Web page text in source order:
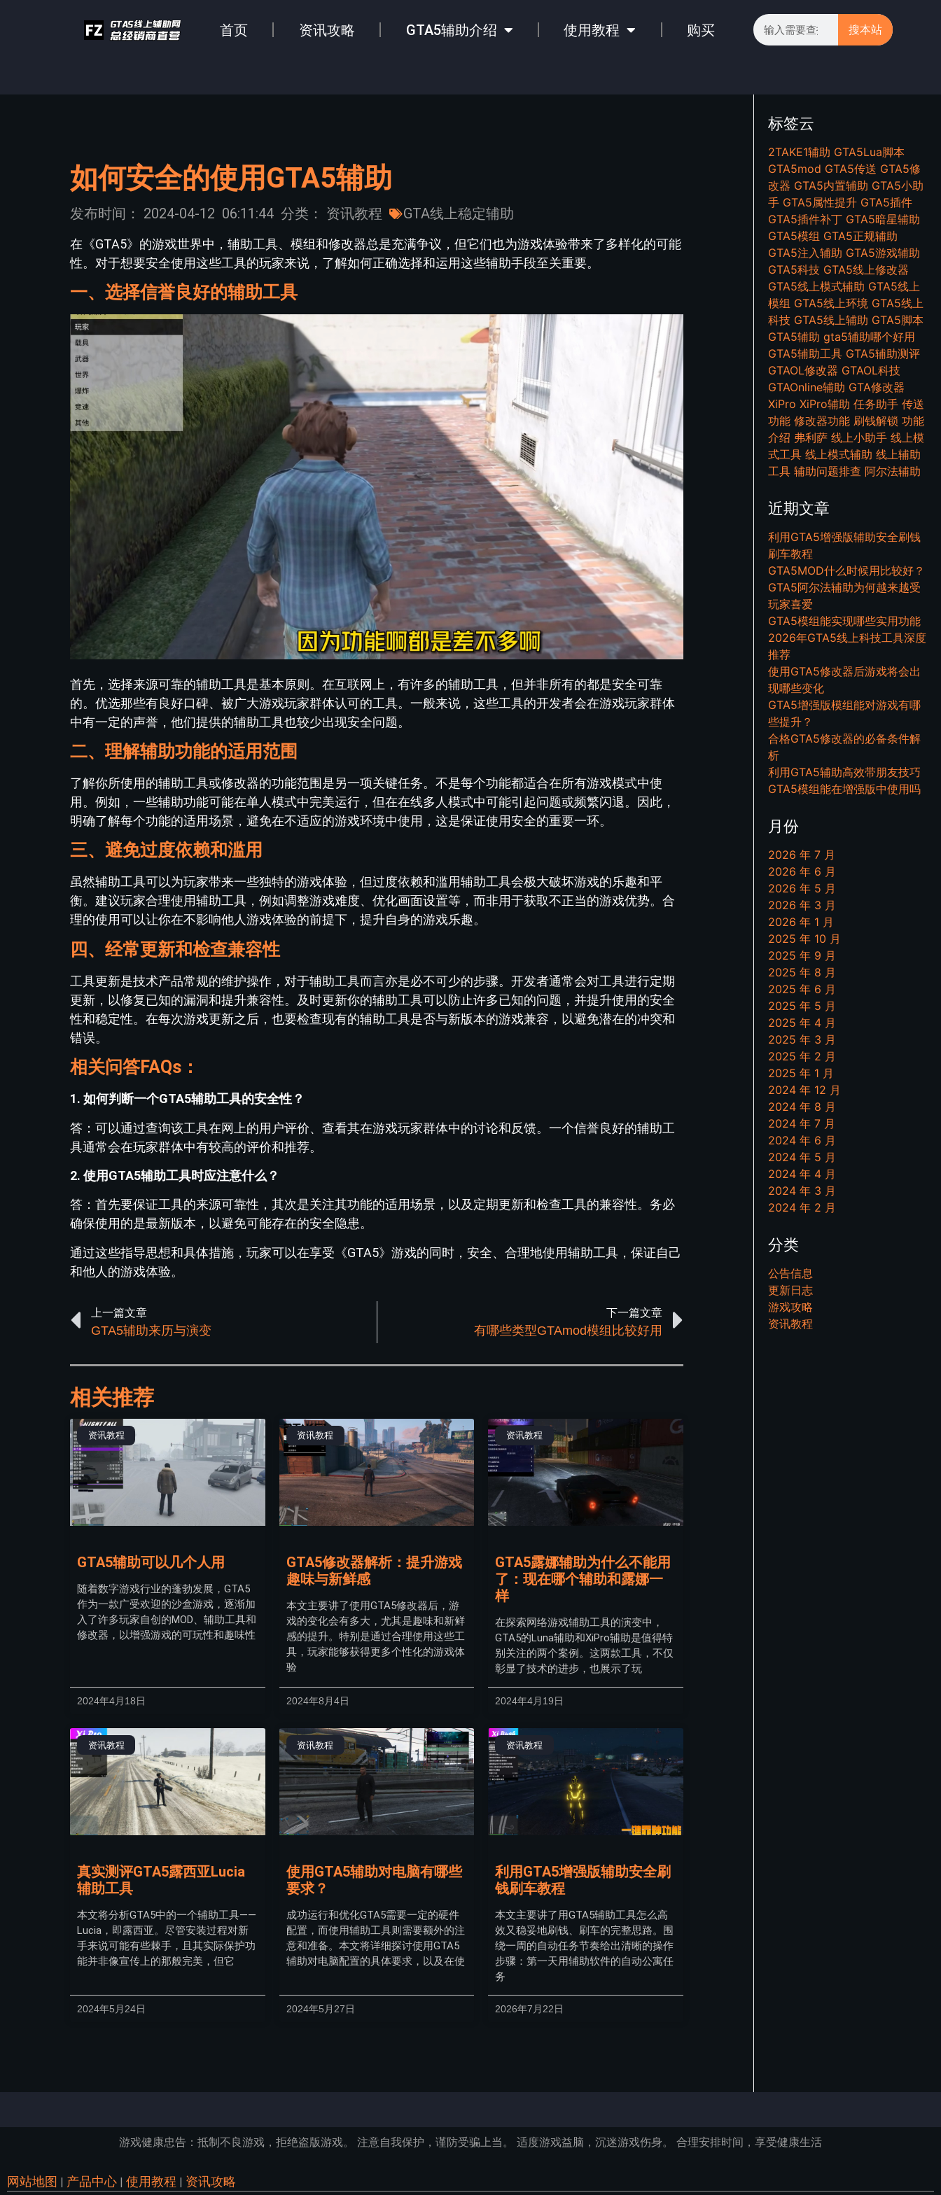
首页 资讯攻略 GTA5辅助介绍 使用教程 购买 搜本站
如何安全的使用GTA5辅助
发布时间： 2024-04-12 06:11:44 分类： 资讯教程 GTA线上稳定辅助
在《GTA5》的游戏世界中，辅助工具、模组和修改器总是充满争议，但它们也为游戏体验带来了多样化的可能
性。对于想要安全使用这些工具的玩家来说，了解如何正确选择和运用这些辅助手段至关重要。
一、选择信誉良好的辅助工具
首先，选择来源可靠的辅助工具是基本原则。在互联网上，有许多的辅助工具，但并非所有的都是安全可靠
的。优选那些有良好口碑、被广大游戏玩家群体认可的工具。一般来说，这些工具的开发者会在游戏玩家群体
中有一定的声誉，他们提供的辅助工具也较少出现安全问题。
二、理解辅助功能的适用范围
了解你所使用的辅助工具或修改器的功能范围是另一项关键任务。不是每个功能都适合在所有游戏模式中使
用。例如，一些辅助功能可能在单人模式中完美运行，但在在线多人模式中可能引起问题或频繁闪退。因此，
明确了解每个功能的适用场景，避免在不适应的游戏环境中使用，这是保证使用安全的重要一环。
三、避免过度依赖和滥用
虽然辅助工具可以为玩家带来一些独特的游戏体验，但过度依赖和滥用辅助工具会极大破坏游戏的乐趣和平
衡。建议玩家合理使用辅助工具，例如调整游戏难度、优化画面设置等，而非用于获取不正当的游戏优势。合
理的使用可以让你在不影响他人游戏体验的前提下，提升自身的游戏乐趣。
四、经常更新和检查兼容性
工具更新是技术产品常规的维护操作，对于辅助工具而言亦是必不可少的步骤。开发者通常会对工具进行定期
更新，以修复已知的漏洞和提升兼容性。及时更新你的辅助工具可以防止许多已知的问题，并提升使用的安全
性和稳定性。在每次游戏更新之后，也要检查现有的辅助工具是否与新版本的游戏兼容，以避免潜在的冲突和
错误。
相关问答FAQs：
1. 如何判断一个GTA5辅助工具的安全性？
答：可以通过查询该工具在网上的用户评价、查看其在游戏玩家群体中的讨论和反馈。一个信誉良好的辅助工
具通常会在玩家群体中有较高的评价和推荐。
2. 使用GTA5辅助工具时应注意什么？
答：首先要保证工具的来源可靠性，其次是关注其功能的适用场景，以及定期更新和检查工具的兼容性。务必
确保使用的是最新版本，以避免可能存在的安全隐患。
通过这些指导思想和具体措施，玩家可以在享受《GTA5》游戏的同时，安全、合理地使用辅助工具，保证自己
和他人的游戏体验。
上一篇文章
GTA5辅助来历与演变
下一篇文章
有哪些类型GTAmod模组比较好用
相关推荐
资讯教程
GTA5辅助可以几个人用
随着数字游戏行业的蓬勃发展，GTA5
作为一款广受欢迎的沙盒游戏，逐渐加
入了许多玩家自创的MOD、辅助工具和
修改器，以增强游戏的可玩性和趣味性
2024年4月18日
资讯教程
GTA5修改器解析：提升游戏
趣味与新鲜感
本文主要讲了使用GTA5修改器后，游
戏的变化会有多大，尤其是趣味和新鲜
感的提升。特别是通过合理使用这些工
具，玩家能够获得更多个性化的游戏体
验
2024年8月4日
资讯教程
GTA5露娜辅助为什么不能用
了：现在哪个辅助和露娜一
样
在探索网络游戏辅助工具的演变中，
GTA5的Luna辅助和XiPro辅助是值得特
别关注的两个案例。这两款工具，不仅
彰显了技术的进步，也展示了玩
2024年4月19日
资讯教程
真实测评GTA5露西亚Lucia
辅助工具
本文将分析GTA5中的一个辅助工具——
Lucia，即露西亚。尽管安装过程对新
手来说可能有些棘手，且其实际保护功
能并非像宣传上的那般完美，但它
2024年5月24日
资讯教程
使用GTA5辅助对电脑有哪些
要求？
成功运行和优化GTA5需要一定的硬件
配置，而使用辅助工具则需要额外的注
意和准备。本文将详细探讨使用GTA5
辅助对电脑配置的具体要求，以及在使
2024年5月27日
资讯教程
利用GTA5增强版辅助安全刷
钱刷车教程
本文主要讲了用GTA5辅助工具怎么高
效又稳妥地刷钱、刷车的完整思路。围
绕一周的自动任务节奏给出清晰的操作
步骤：第一天用辅助软件的自动公寓任
务
2026年7月22日
标签云
2TAKE1辅助 GTA5Lua脚本
GTA5mod GTA5传送 GTA5修
改器 GTA5内置辅助 GTA5小助
手 GTA5属性提升 GTA5插件
GTA5插件补丁 GTA5暗星辅助
GTA5模组 GTA5正规辅助
GTA5注入辅助 GTA5游戏辅助
GTA5科技 GTA5线上修改器
GTA5线上模式辅助 GTA5线上
模组 GTA5线上环境 GTA5线上
科技 GTA5线上辅助 GTA5脚本
GTA5辅助 gta5辅助哪个好用
GTA5辅助工具 GTA5辅助测评
GTAOL修改器 GTAOL科技
GTAOnline辅助 GTA修改器
XiPro XiPro辅助 任务助手 传送
功能 修改器功能 刷钱解锁 功能
介绍 弗利萨 线上小助手 线上模
式工具 线上模式辅助 线上辅助
工具 辅助问题排查 阿尔法辅助
近期文章
利用GTA5增强版辅助安全刷钱
刷车教程
GTA5MOD什么时候用比较好？
GTA5阿尔法辅助为何越来越受
玩家喜爱
GTA5模组能实现哪些实用功能
2026年GTA5线上科技工具深度
推荐
使用GTA5修改器后游戏将会出
现哪些变化
GTA5增强版模组能对游戏有哪
些提升？
合格GTA5修改器的必备条件解
析
利用GTA5辅助高效带朋友技巧
GTA5模组能在增强版中使用吗
月份
2026 年 7 月
2026 年 6 月
2026 年 5 月
2026 年 3 月
2026 年 1 月
2025 年 10 月
2025 年 9 月
2025 年 8 月
2025 年 6 月
2025 年 5 月
2025 年 4 月
2025 年 3 月
2025 年 2 月
2025 年 1 月
2024 年 12 月
2024 年 8 月
2024 年 7 月
2024 年 6 月
2024 年 5 月
2024 年 4 月
2024 年 3 月
2024 年 2 月
分类
公告信息
更新日志
游戏攻略
资讯教程
游戏健康忠告：抵制不良游戏，拒绝盗版游戏。 注意自我保护，谨防受骗上当。 适度游戏益脑，沉迷游戏伤身。 合理安排时间，享受健康生活
网站地图 | 产品中心 | 使用教程 | 资讯攻略